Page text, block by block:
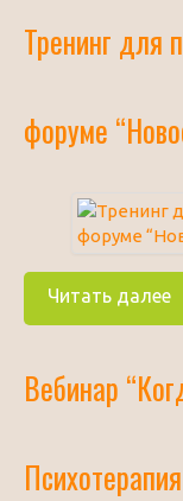
Тренинг для
форуме
Читать далее
Вебинар